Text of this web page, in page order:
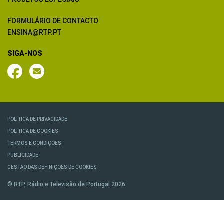
FORMULÁRIO DE CONTACTO
ENSINA@RTP.PT
SIGA-NOS
POLÍTICA DE PRIVACIDADE
POLÍTICA DE COOKIES
TERMOS E CONDIÇÕES
PUBLICIDADE
GESTÃO DAS DEFINIÇÕES DE COOKIES
© RTP, Rádio e Televisão de Portugal 2026